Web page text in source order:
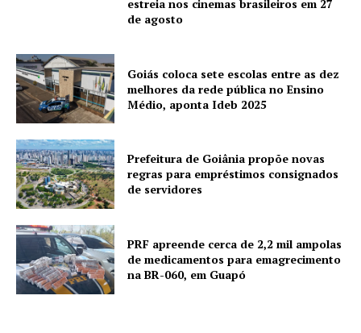
estreia nos cinemas brasileiros em 27
de agosto
Goiás coloca sete escolas entre as dez
melhores da rede pública no Ensino
Médio, aponta Ideb 2025
Prefeitura de Goiânia propõe novas
regras para empréstimos consignados
de servidores
PRF apreende cerca de 2,2 mil ampolas
de medicamentos para emagrecimento
na BR-060, em Guapó